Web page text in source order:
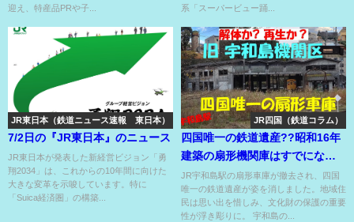
迎え、特産品PRや子...
系「スーパービュー踊...
JR東日本（鉄道ニュース速報 東日本）
7/2日の『JR東日本』のニュース
JR東日本が発表した新経営ビジョン「勇
翔2034」は、これからの10年間に向けた
大きな変革を示唆しています。特に
「Suica経済圏」の構築...
JR四国（鉄道コラム）
四国唯一の鉄道遺産??昭和16年
建築の扇形機関庫はすでにない⁉
転車台や線路も来春撤去??
JR宇和島駅の扇形車庫が撤去され、四国
唯一の鉄道遺産が姿を消しました。地域住
民は思い出を惜しみ、文化財の保護の重要
性が浮き彫りに。 宇和島の...